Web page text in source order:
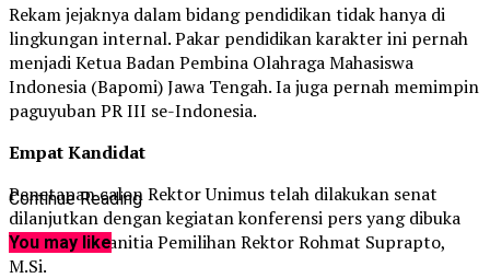
Rekam jejaknya dalam bidang pendidikan tidak hanya di
lingkungan internal. Pakar pendidikan karakter ini pernah
menjadi Ketua Badan Pembina Olahraga Mahasiswa
Indonesia (Bapomi) Jawa Tengah. Ia juga pernah memimpin
paguyuban PR III se-Indonesia.
Empat Kandidat
Penetapan calon Rektor Unimus telah dilakukan senat
dilanjutkan dengan kegiatan konferensi pers yang dibuka
oleh Ketua Panitia Pemilihan Rektor Rohmat Suprapto,
M.Si.
Continue Reading
You may like